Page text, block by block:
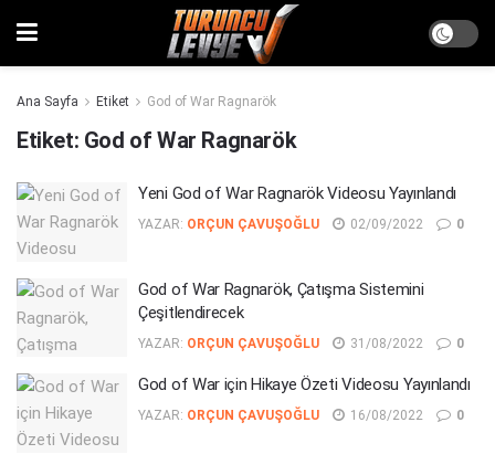
Ana Sayfa Etiket God of War Ragnarök
Etiket: God of War Ragnarök
Yeni God of War Ragnarök Videosu Yayınlandı
YAZAR: ORÇUN ÇAVUŞOĞLU 02/09/2022 0
God of War Ragnarök, Çatışma Sistemini
Çeşitlendirecek
YAZAR: ORÇUN ÇAVUŞOĞLU 31/08/2022 0
God of War için Hikaye Özeti Videosu Yayınlandı
YAZAR: ORÇUN ÇAVUŞOĞLU 16/08/2022 0